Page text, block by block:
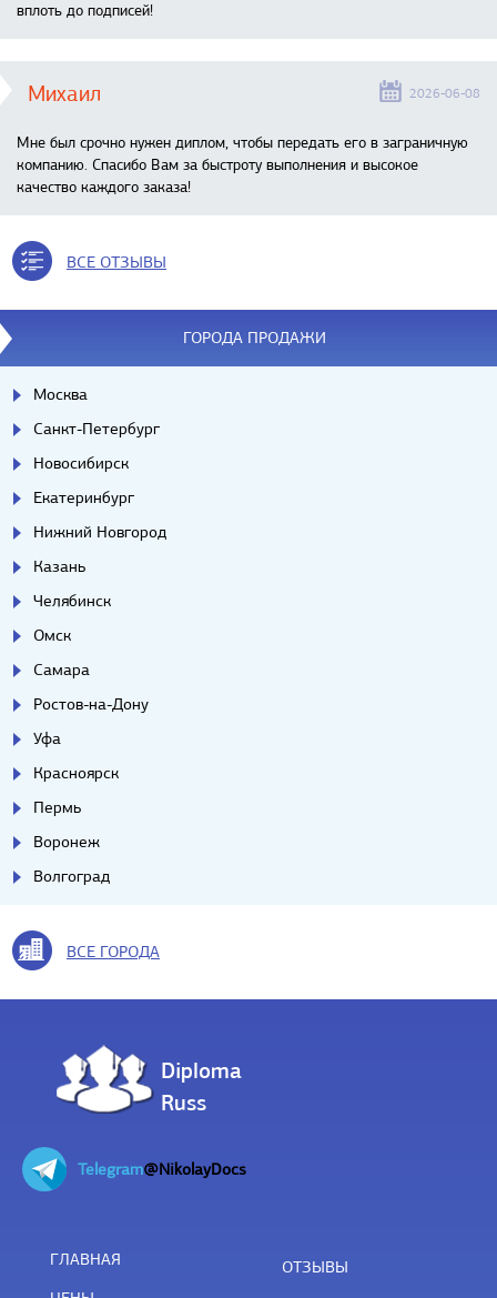
вплоть до подписей!
Михаил 2026-06-08
Мне был срочно нужен диплом, чтобы передать его в заграничную
компанию. Спасибо Вам за быстроту выполнения и высокое
качество каждого заказа!
ВСЕ ОТЗЫВЫ
ГОРОДА ПРОДАЖИ
Москва
Санкт-Петербург
Новосибирск
Екатеринбург
Нижний Новгород
Казань
Челябинск
Омск
Самара
Ростов-на-Дону
Уфа
Красноярск
Пермь
Воронеж
Волгоград
ВСЕ ГОРОДА
Diploma
Russ
Telegram@NikolayDocs
ГЛАВНАЯ
ОТЗЫВЫ